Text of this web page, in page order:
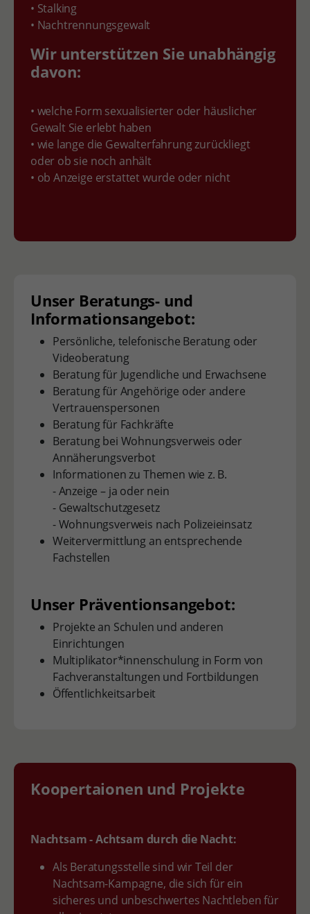
• Stalking
• Nachtrennungsgewalt
Wir unterstützen Sie unabhängig
davon:
• welche Form sexualisierter oder häuslicher
Gewalt Sie erlebt haben
• wie lange die Gewalterfahrung zurückliegt
oder ob sie noch anhält
• ob Anzeige erstattet wurde oder nicht
Unser Beratungs- und
Informationsangebot:
Persönliche, telefonische Beratung oder
Videoberatung
Beratung für Jugendliche und Erwachsene
Beratung für Angehörige oder andere
Vertrauenspersonen
Beratung für Fachkräfte
Beratung bei Wohnungsverweis oder
Annäherungsverbot
Informationen zu Themen wie z. B.
- Anzeige – ja oder nein
- Gewaltschutzgesetz
- Wohnungsverweis nach Polizeieinsatz
Weitervermittlung an entsprechende
Fachstellen
Unser Präventionsangebot:
Projekte an Schulen und anderen
Einrichtungen
Multiplikator*innenschulung in Form von
Fachveranstaltungen und Fortbildungen
Öffentlichkeitsarbeit
Koopertaionen und Projekte
Nachtsam - Achtsam durch die Nacht:
Als Beratungsstelle sind wir Teil der
Nachtsam-Kampagne, die sich für ein
sicheres und unbeschwertes Nachtleben für